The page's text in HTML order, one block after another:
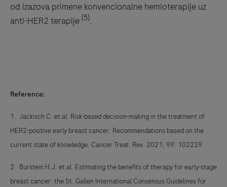
od izazova primene konvencionalne hemioterapije uz
anti-HER2 terapije (5).
Reference:
1. Jackisch C. et al. Risk-based decision-making in the treatment of
HER2-positive early breast cancer: Recommendations based on the
current state of knowledge. Cancer Treat. Rev. 2021; 99: 102229.
2. Burstein H.J. et al. Estimating the benefits of therapy for early-stage
breast cancer: the St. Gallen International Consensus Guidelines for